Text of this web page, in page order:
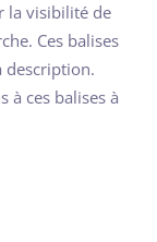
la visibilité de
Ces balises
description.
à ces balises à